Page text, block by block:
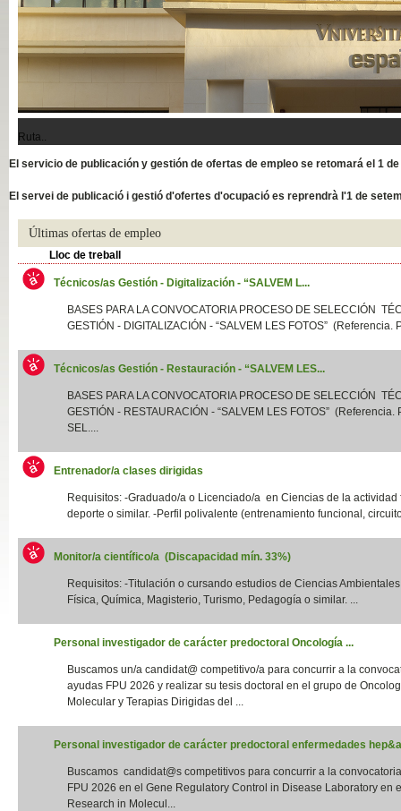
Ruta..
El servicio de publicación y gestión de ofertas de empleo se retomará el 1
El servei de publicació i gestió d'ofertes d'ocupació es reprendrà l'1 de
Últimas ofertas de empleo
Lloc de treball
Técnicos/as Gestión - Digitalización - “SALVEM L...
BASES PARA LA CONVOCATORIA PROCESO DE SELECCIÓN
GESTIÓN - DIGITALIZACIÓN - “SALVEM LES FOTOS” (Referencia.
Técnicos/as Gestión - Restauración - “SALVEM LES...
BASES PARA LA CONVOCATORIA PROCESO DE SELECCIÓN
GESTIÓN - RESTAURACIÓN - “SALVEM LES FOTOS” (Referencia.
SEL....
Entrenador/a clases dirigidas
Requisitos: -Graduado/a o Licenciado/a en Ciencias de la actividad
deporte o similar. -Perfil polivalente (entrenamiento funcional,
Monitor/a científico/a (Discapacidad mín. 33%)
Requisitos: -Titulación o cursando estudios de Ciencias
Física, Química, Magisterio, Turismo, Pedagogía o similar. ...
Personal investigador de carácter predoctoral Oncología ...
Buscamos un/a candidat@ competitivo/a para concurrir a la
ayudas FPU 2026 y realizar su tesis doctoral en el grupo de
Molecular y Terapias Dirigidas del ...
Personal investigador de carácter predoctoral enfermedades
Buscamos candidat@s competitivos para concurrir a la
FPU 2026 en el Gene Regulatory Control in Disease Laboratory en
Research in Molecul...